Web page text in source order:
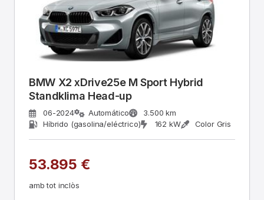
BMW X2 xDrive25e M Sport Hybrid
Standklima Head-up
06-2024 Automático
3.500 km
Híbrido (gasolina/eléctrico)
162 kW Color Gris
53.895 €
amb tot inclòs